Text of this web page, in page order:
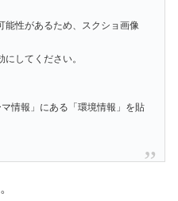
性があるため、スクショ画像
してください。
情報」にある「環境情報」を貼